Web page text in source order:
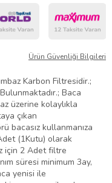
Ürün Güvenliği Bilgileri
Karbon Filtresidir.;
Baca
üzerine kolaylıkla
çıkan
bacasız kullanmanıza
(1Kutu) olarak
için 2 Adet filtre
süresi minimum 3ay,
yenisi ile